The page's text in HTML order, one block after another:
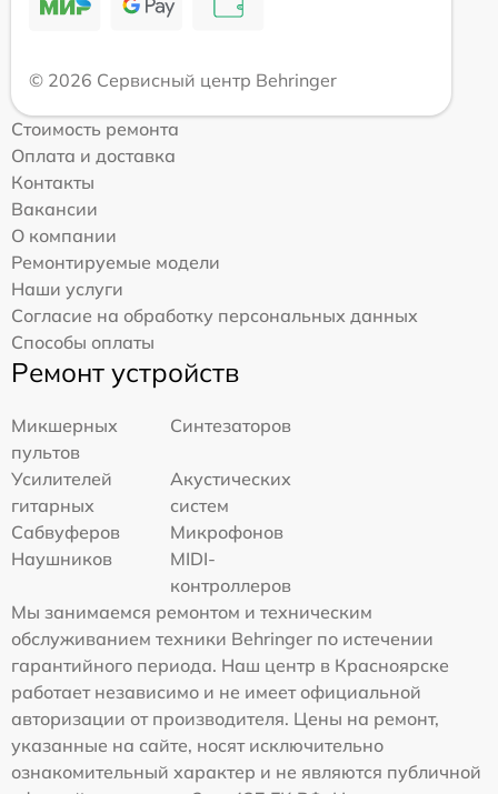
© 2026 Сервисный центр Behringer
Стоимость ремонта
Оплата и доставка
Контакты
Вакансии
О компании
Ремонтируемые модели
Наши услуги
Согласие на обработку персональных данных
Способы оплаты
Ремонт устройств
Микшерных
пультов
Синтезаторов
Усилителей
гитарных
Акустических
систем
Сабвуферов
Микрофонов
Наушников
MIDI-
контроллеров
Мы занимаемся ремонтом и техническим
обслуживанием техники Behringer по истечении
гарантийного периода. Наш центр в Красноярске
работает независимо и не имеет официальной
авторизации от производителя. Цены на ремонт,
указанные на сайте, носят исключительно
ознакомительный характер и не являются публичной